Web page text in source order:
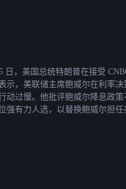
日，美国总统特朗普在接受
示，美联储主席鲍威尔在利率
动过慢。他批评鲍威尔降息政
强有力人选，以替换鲍威尔担任